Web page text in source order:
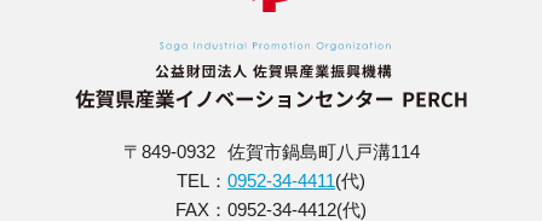
〒849-0932
佐賀市鍋島町八戸溝114
TEL： 0952-34-4411(代)
FAX：0952-34-4412(代)